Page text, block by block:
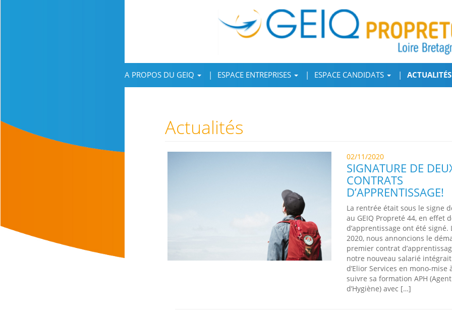
A PROPOS DU GEIQ ESPACE ENTREPRISES ESPACE CANDIDATS ACTUALITÉS
Actualités
02/11/2020
SIGNATURE DE
CONTRATS
D’APPRENTISSAGE!
La rentrée était sous le signe
au GEIQ Propreté 44, en effet
d’apprentissage ont été signé.
2020, nous annoncions le
premier contrat
notre nouveau salarié
d’Elior Services en mono-
suivre sa formation APH
d’Hygiène) avec […]